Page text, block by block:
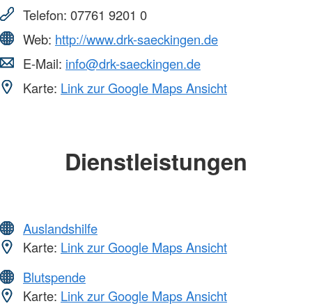
Telefon: 07761 9201 0
Web: http://www.drk-saeckingen.de
E-Mail: info@drk-saeckingen.de
Karte: Link zur Google Maps Ansicht
Dienstleistungen
Auslandshilfe
Karte: Link zur Google Maps Ansicht
Blutspende
Karte: Link zur Google Maps Ansicht